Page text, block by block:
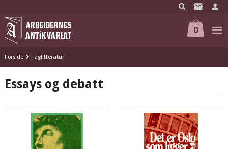
til
innholdet
0
Forside Faglitteratur
Essays og debatt